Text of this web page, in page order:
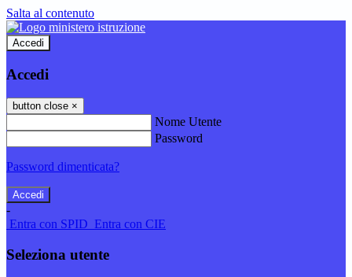
Salta al contenuto
Accedi
Accedi
button close ×
Nome Utente
Password
Password dimenticata?
-
Entra con SPID Entra con CIE
Seleziona utente